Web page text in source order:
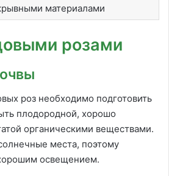
материалами
розами
роз необходимо подготовить
плодородной, хорошо
органическими веществами.
места, поэтому
освещением.